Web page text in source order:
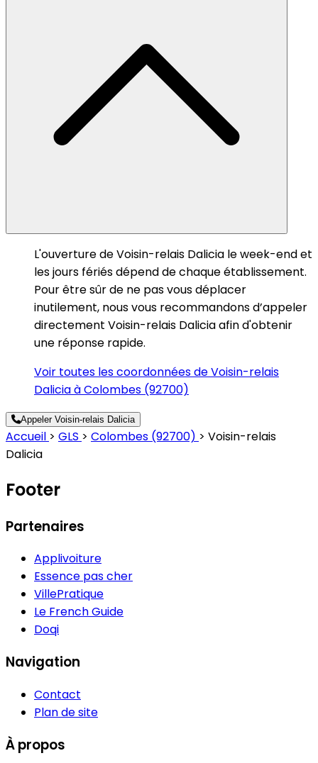
L'ouverture de Voisin-relais Dalicia le week-end et
les jours fériés dépend de chaque établissement.
Pour être sûr de ne pas vous déplacer
inutilement, nous vous recommandons d’appeler
directement Voisin-relais Dalicia afin d'obtenir
une réponse rapide.
Voir toutes les coordonnées de Voisin-relais
Dalicia à Colombes (92700)
Appeler Voisin-relais Dalicia
Accueil > GLS > Colombes (92700) > Voisin-relais
Dalicia
Footer
Partenaires
Applivoiture
Essence pas cher
VillePratique
Le French Guide
Doqi
Navigation
Contact
Plan de site
À propos